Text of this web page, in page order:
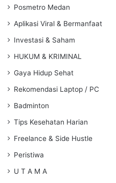
Posmetro Medan
Aplikasi Viral & Bermanfaat
Investasi & Saham
HUKUM & KRIMINAL
Gaya Hidup Sehat
Rekomendasi Laptop / PC
Badminton
Tips Kesehatan Harian
Freelance & Side Hustle
Peristiwa
U T A M A